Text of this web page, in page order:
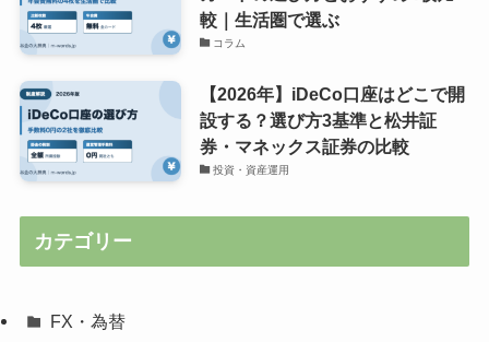
較｜生活圏で選ぶ
コラム
【2026年】iDeCo口座はどこで開
設する？選び方3基準と松井証
券・マネックス証券の比較
投資・資産運用
カテゴリー
FX・為替